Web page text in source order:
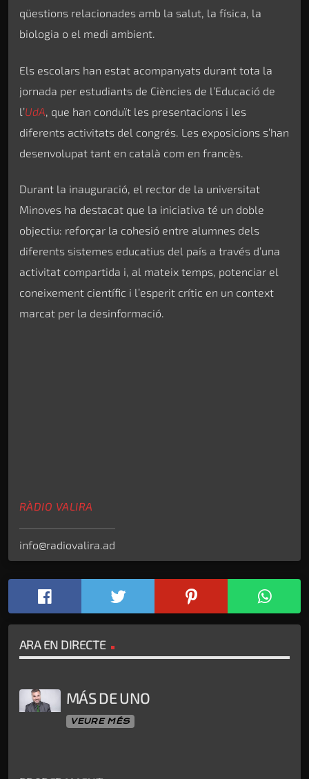
qüestions relacionades amb la salut, la física, la
biologia o el medi ambient.
Els escolars han estat acompanyats durant tota la
jornada per estudiants de Ciències de l’Educació de
l’UdA , que han conduït les presentacions i les
diferents activitats del congrés. Les exposicions s’han
desenvolupat tant en català com en francès.
Durant la inauguració, el rector de la universitat
Minoves ha destacat que la iniciativa té un doble
objectiu: reforçar la cohesió entre alumnes dels
diferents sistemes educatius del país a través d’una
activitat compartida i, al mateix temps, potenciar el
coneixement científic i l’esperit crític en un context
marcat per la desinformació.
RÀDIO VALIRA
info@radiovalira.ad
ARA EN DIRECTE
MÁS DE UNO
VEURE MÉS